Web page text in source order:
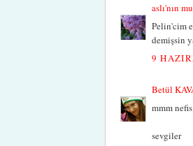
aslı'nın
Pelin'cim
demişsin
9
Betül
mmm
sevgiler